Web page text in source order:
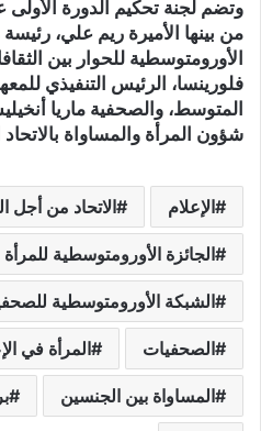
وتضم لجنة تحكيم الدورة
من بينها الأميرة ريم علي،
الأورومتوسطية للحوار بين
فلورينسا، الرئيس التنفيذي
المتوسط، والصحفية ماريا
شؤون المرأة والمساواة
الإعلام الاتحاد من أجل
الجائزة الأورومتوسطية
الشبكة الأورومتوسطية
الصحفيات المرأة في
المساواة بين الجنسين